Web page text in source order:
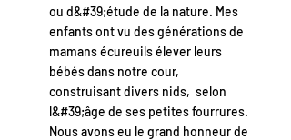
ou d&#39;étude de la nature. Mes
enfants ont vu des générations de
mamans écureuils élever leurs
bébés dans notre cour,
construisant divers nids, selon
l&#39;âge de ses petites fourrures.
Nous avons eu le grand honneur de